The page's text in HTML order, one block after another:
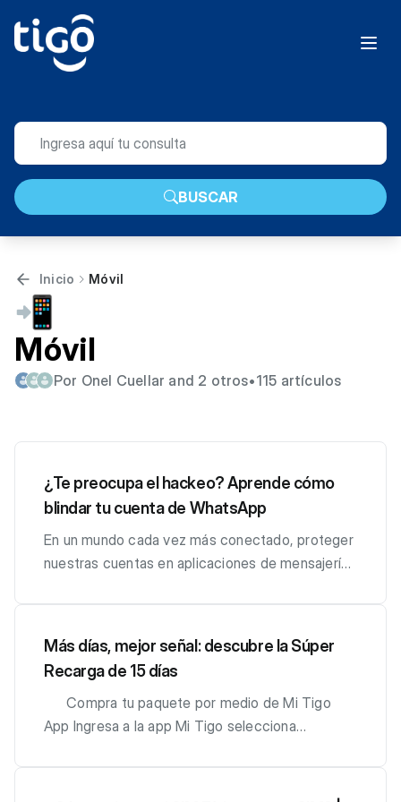
BUSCAR
Inicio Móvil
📲
Móvil
Por Onel Cuellar and 2 otros•115 artículos
¿Te preocupa el hackeo? Aprende cómo
blindar tu cuenta de WhatsApp
En un mundo cada vez más conectado, proteger
nuestras cuentas en aplicaciones de mensajería
más utilizadas a nivel mundial, no está exenta de
que puedes tomar para proteger tu cuenta de
posibles hackeos. Aquí te brindamos algunos
consejos efectivos para mantener tu cuenta de
WhatsApp segura. 1. Activa la verificación en dos
capa adicional de seguridad a tu cuenta. Esta
Más días, mejor señal: descubre la Súper
Recarga de 15 días
Compra tu paquete por medio de Mi Tigo
App Ingresa a la app Mi Tigo selecciona
disponible, presiona donde esta la super de 15
días te mostrara el detalle de la selecciona , ahí